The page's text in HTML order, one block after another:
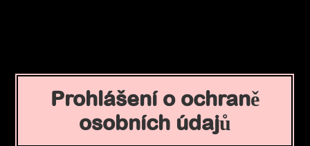
Prohlášení o ochraně
osobních údajů